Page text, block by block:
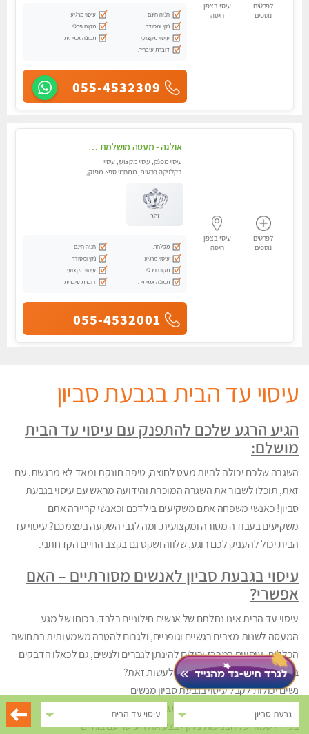
גבעת סביון עיסוי עד הבית
לפרטים
נוספים
עיסוי בצפון
חיפה
חניה חינם
עיסוי מרגיע
נקי ומסודר
מקום פרטי
עיסוי מקצועי
תמונה אמיתית
דוברת עיברית
055-4532309
לפרטים
נוספים
עיסוי בצפון
חיפה
אולגה - מעסה מושלמת חדשה בעיר ! בחיפה טל - 052-5738058
עיסוי מפנק, עיסוי מקצועי, עיסוי
בקלניקה פרטית, מתחמי ספא מפנק,
עיסוי טנטרה
זהב
מקלחת
חניה חינם
עיסוי מרגיע
נקי ומסודר
מקום פרטי
עיסוי מקצועי
תמונה אמיתית
דוברת עיברית
055-4532001
עיסוי עד הבית בגבעת סביון
הגיע הרגע שלכם להתפנק עם עיסוי עד הבית
מושלם:
השגרה שלכם יכולה להיות מעט לחוצה, טיפה חונקת ומאד לא מרגשת. עם
זאת, תוכלו לשבור את השגרה המוכרת והידועה מראש עם עיסוי בגבעת
סביון! כאנשי משפחה אתם משקיעים בילדכם וכאנשי קריירה אתם
משקיעים בעבודה מסורה ומקצועית. ומה לגבי השקעה בעצמכם? עיסוי עד
הבית יכול להעניק לכם רוגע, שלווה ושקט גם בקצב החיים הקדחתני.
עיסוי בגבעת סביון לאנשים מסורתיים – האם
אפשרי?
עיסוי עד הבית אינו נחלתם של אנשים חילוניים בלבד. בכוחו של מגע
המעסה לשנות מצבים רגשיים וגופניים, ולגרום להטבה משמעותית בתחושה
הכללית. עיסויים במרכז יכולים להינתן לגברים ולנשים, גם לכאלו הדבקים
באורח החיים המסורתי. איך ניתן לעשות זאת?
נשים יכולות לקבל עיסוי בגבעת סביון מנשים
גברים יכולים לקבל עיסוי בגבעת סביון מגברים
בכדי לשמור על הצניעות ניתן לבצע את העיסוי עם בגדים